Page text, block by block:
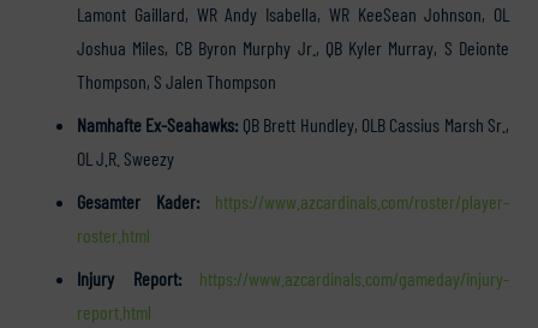
Lamont Gaillard, WR Andy Isabella, WR KeeSean Johnson, OL
Joshua Miles, CB Byron Murphy Jr., QB Kyler Murray, S Deionte
Thompson, S Jalen Thompson
Namhafte Ex-Seahawks: QB Brett Hundley, OLB Cassius Marsh Sr.,
OL J.R. Sweezy
Gesamter Kader: https://www.azcardinals.com/roster/player-
roster.html
Injury Report:
https://www.azcardinals.com/gameday/injury-
report.html